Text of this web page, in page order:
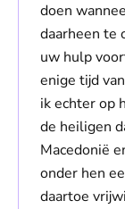
doen
daarheen te
uw hulp
enige tijd
ik echter op
de heiligen
Macedonië
onder hen
daartoe